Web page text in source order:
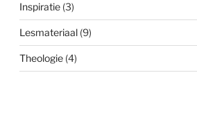
Inspiratie(3)
Lesmateriaal(9)
Theologie(4)